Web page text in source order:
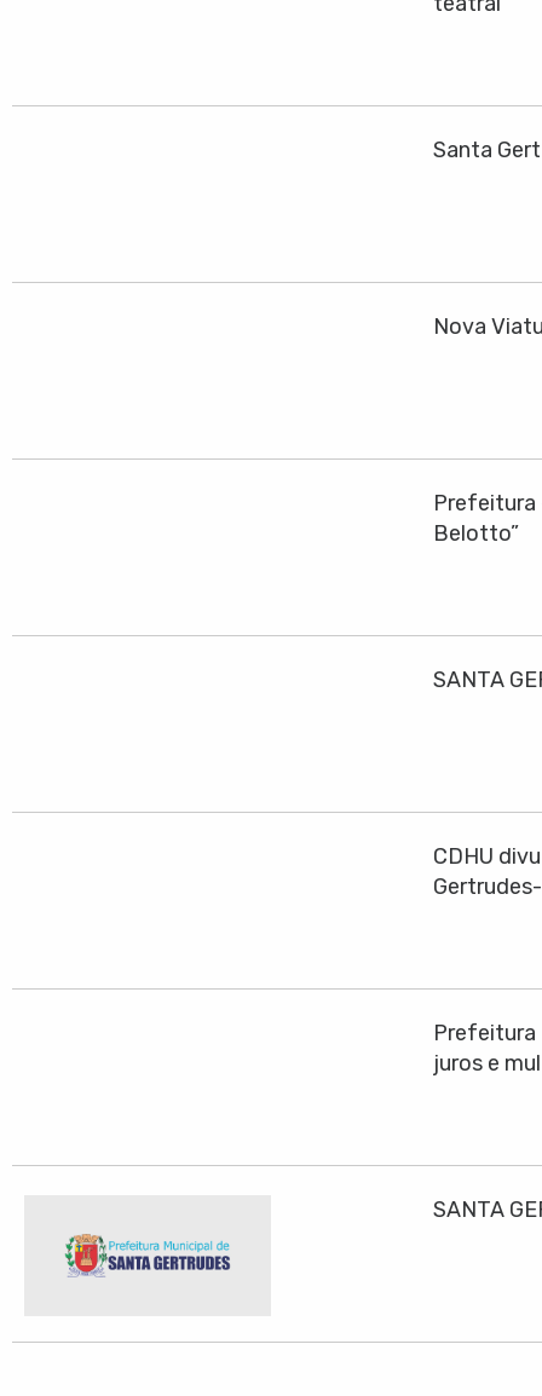
Santa
Nova
Prefeitura
Belotto”
SANTA
CDHU
Prefeitura
juros e
SANTA